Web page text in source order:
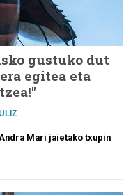
gustuko dut
egitea eta
Mari jaietako txupin